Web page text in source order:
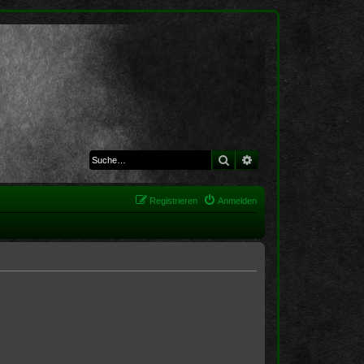
Suche Erweiterte Suche
Anmelden
Registrieren